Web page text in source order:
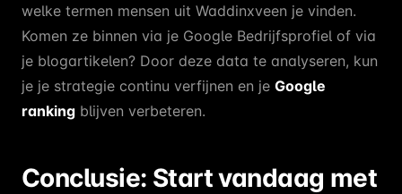
welke termen mensen uit Waddinxveen je vinden.
Komen ze binnen via je Google Bedrijfsprofiel of via
je blogartikelen? Door deze data te analyseren, kun
je je strategie continu verfijnen en je Google
ranking blijven verbeteren.
Conclusie: Start vandaag met